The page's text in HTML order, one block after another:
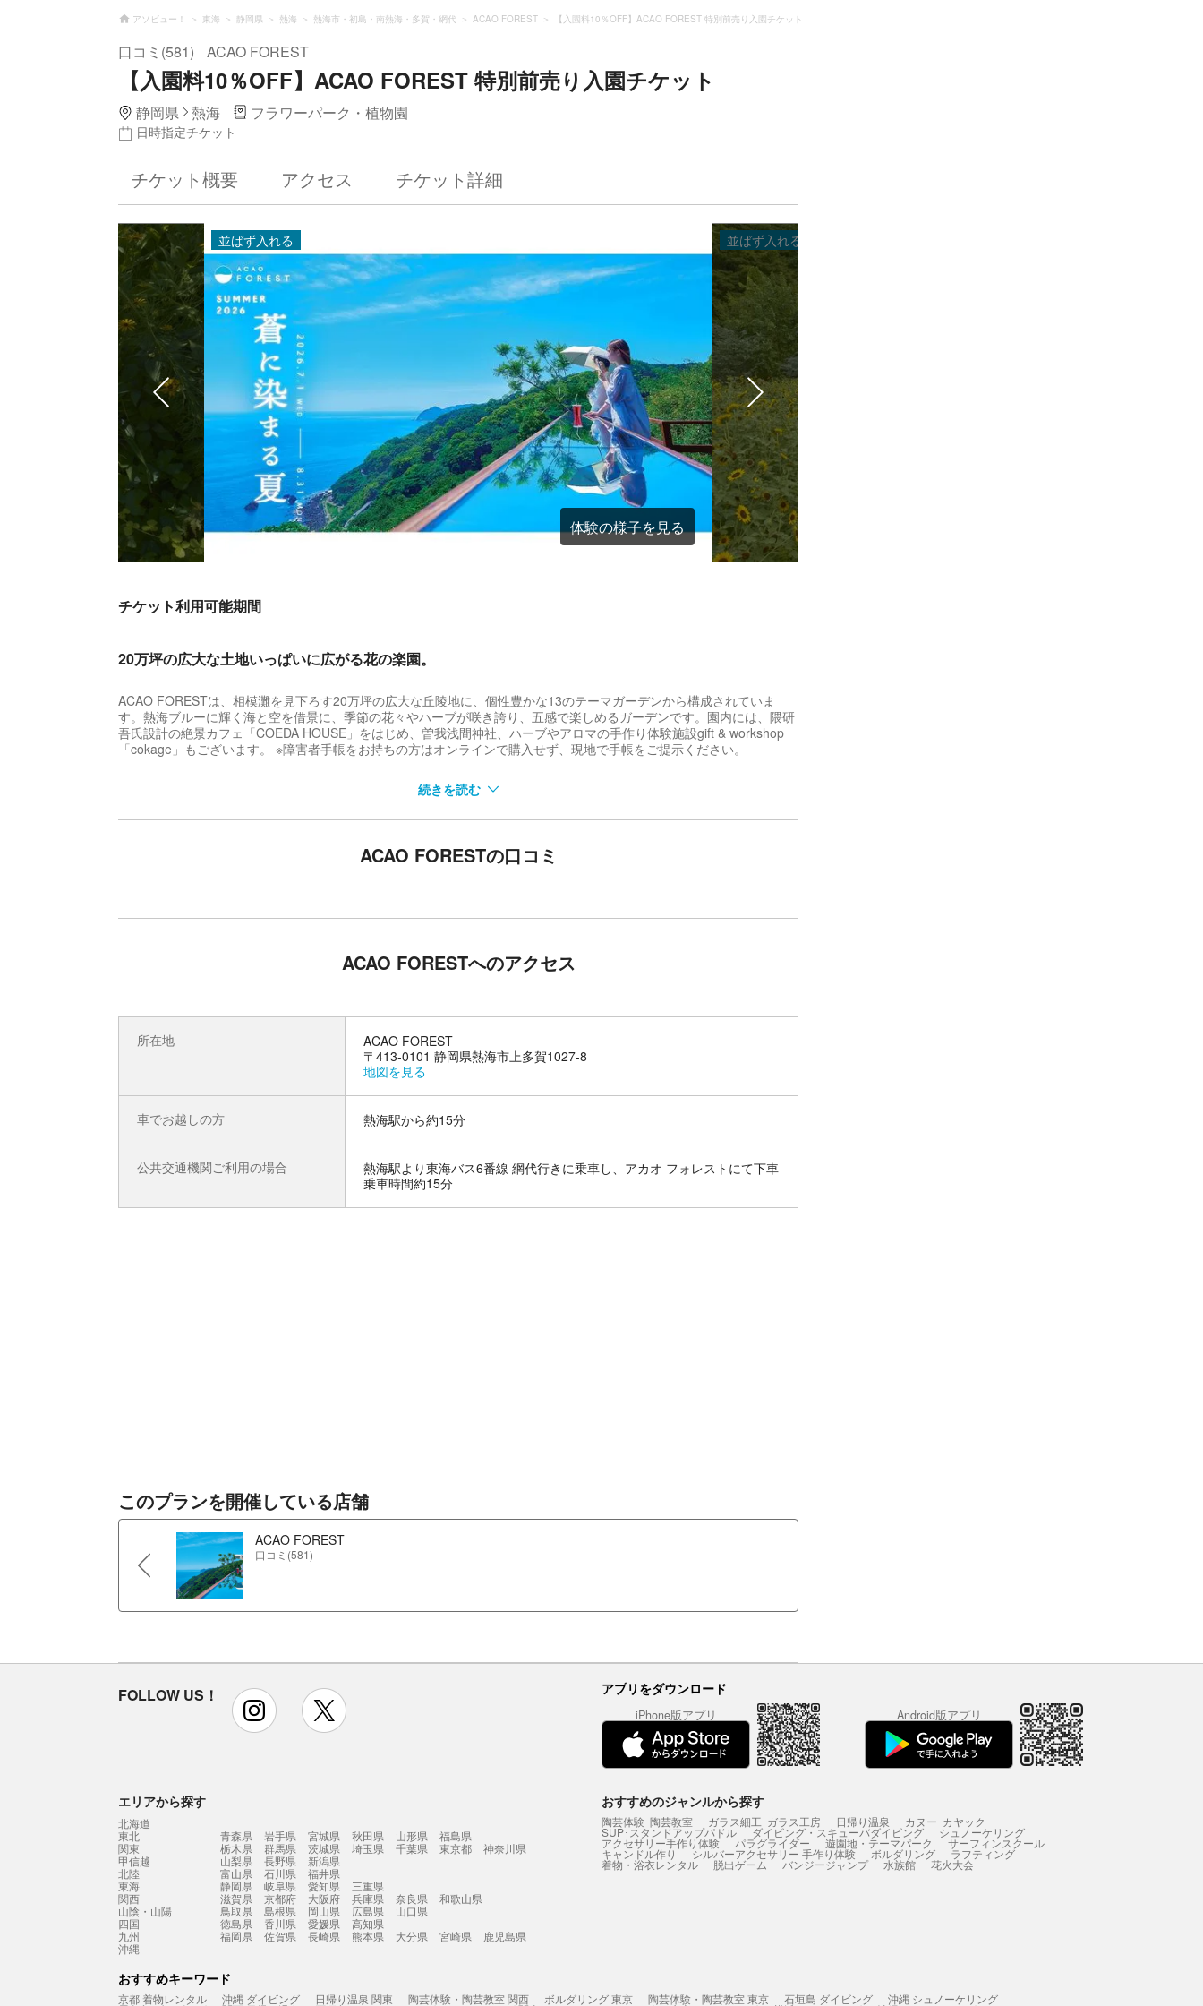
アソビュー！ 東海 静岡県 熱海 熱海市・初島・南熱海・多賀・網代 ACAO FOREST 【入園料10％OFF】ACAO FOREST 特別前売り入園チケット
口コミ(581) ACAO FOREST
【入園料10％OFF】ACAO FOREST 特別前売り入園チケット
静岡県 熱海 フラワーパーク・植物園
日時指定チケット
チケット概要 アクセス チケット詳細
並ばず入れる 並ばず入れる
体験の様子を見る
チケット利用可能期間
20万坪の広大な土地いっぱいに広がる花の楽園。
ACAO FORESTは、相模灘を見下ろす20万坪の広大な丘陵地に、個性豊かな13のテーマガーデンから構成されていま
す。熱海ブルーに輝く海と空を借景に、季節の花々やハーブが咲き誇り、五感で楽しめるガーデンです。園内には、隈研
吾氏設計の絶景カフェ「COEDA HOUSE」をはじめ、曽我浅間神社、ハーブやアロマの手作り体験施設gift & workshop
「cokage」もございます。 ※障害者手帳をお持ちの方はオンラインで購入せず、現地で手帳をご提示ください。
目の前に広がる空と海。絶景が見晴らせるカフェ「COEDA HOUSE」
溶け込む一本の樹のようなデザインが魅力のカフェ。 海を目の前にしたテラス席やデッキで水平線一望の景色と共にをお
続きを読む
ACAO FORESTの口コミ
ACAO FORESTへのアクセス
所在地
ACAO FOREST
〒413-0101 静岡県熱海市上多賀1027-8
地図を見る
車でお越しの方 熱海駅から約15分
公共交通機関ご利用の場合
熱海駅より東海バス6番線 網代行きに乗車し、アカオ フォレストにて下車
乗車時間約15分
このプランを開催している店舗
ACAO FOREST
口コミ(581)
FOLLOW US！ instagram アプリをダウンロード
iPhone版アプリ Android版アプリ
エリアから探す
北海道
東北
青森県 岩手県 宮城県 秋田県 山形県
福島県
関東
栃木県 群馬県 茨城県 埼玉県 千葉県 東京都
神奈川県
甲信越
山梨県 長野県
新潟県
北陸
富山県 石川県
福井県
東海
静岡県 岐阜県 愛知県
三重県
関西
滋賀県 京都府 大阪府 兵庫県 奈良県
和歌山県
山陰・山陽
鳥取県 島根県 岡山県 広島県
山口県
四国
徳島県 香川県 愛媛県
高知県
九州
福岡県 佐賀県 長崎県 熊本県 大分県 宮崎県
鹿児島県
沖縄
おすすめのジャンルから探す
陶芸体験･陶芸教室 ガラス細工･ガラス工房 日帰り温泉 カヌー･カヤック
SUP･スタンドアップパドル ダイビング・スキューバダイビング シュノーケリング
アクセサリー手作り体験 パラグライダー 遊園地・テーマパーク サーフィンスクール
キャンドル作り シルバーアクセサリー 手作り体験 ボルダリング ラフティング
着物・浴衣レンタル 脱出ゲーム バンジージャンプ 水族館 花火大会
おすすめキーワード
京都 着物レンタル 沖縄 ダイビング 日帰り温泉 関東 陶芸体験・陶芸教室 関西 ボルダリング 東京 陶芸体験・陶芸教室 東京 石垣島 ダイビング 沖縄 シュノーケリング